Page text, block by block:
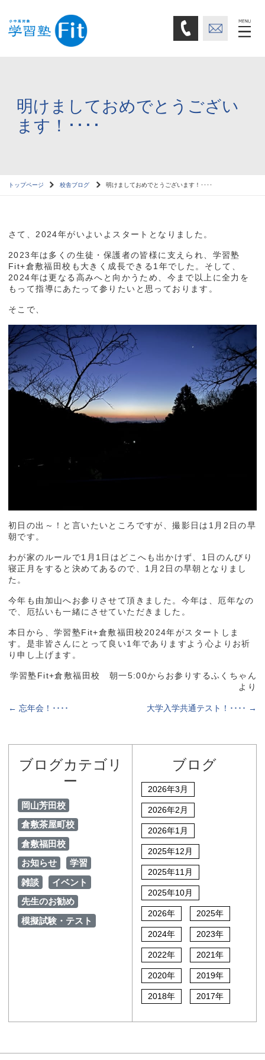
明けましておめでとうござい
ます！････
トップページ 校舎ブログ 明けましておめでとうございます！････
さて、2024年がいよいよスタートとなりました。
2023年は多くの生徒・保護者の皆様に支えられ、学習塾
Fit+倉敷福田校も大きく成長できる1年でした。そして、
2024年は更なる高みへと向かうため、今まで以上に全力を
もって指導にあたって参りたいと思っております。
そこで、
初日の出～！と言いたいところですが、撮影日は1月2日の早
朝です。
わが家のルールで1月1日はどこへも出かけず、1日のんびり
寝正月をすると決めてあるので、1月2日の早朝となりまし
た。
今年も由加山へお参りさせて頂きました。今年は、厄年なの
で、厄払いも一緒にさせていただきました。
本日から、学習塾Fit+倉敷福田校2024年がスタートしま
す。是非皆さんにとって良い1年でありますよう心よりお祈
り申し上げます。
学習塾Fit+倉敷福田校 朝一5:00からお参りするふくちゃん
より
← 忘年会！････ 大学入学共通テスト！････ →
ブログカテゴリ
ー
岡山芳田校
倉敷茶屋町校
倉敷福田校
お知らせ
学習
雑談
イベント
先生のお勧め
模擬試験・テスト
ブログ
2026年3月
2026年2月
2026年1月
2025年12月
2025年11月
2025年10月
2026年 2025年
2024年 2023年
2022年 2021年
2020年 2019年
2018年 2017年